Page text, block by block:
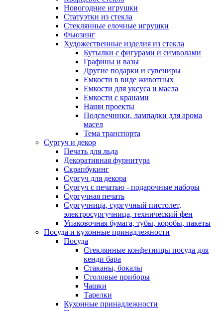
Новогодние игрушки
Статуэтки из стекла
Стеклянные елочные игрушки
Фьюзинг
Художественные изделия из стекла
Бутылки с фигурами и символами
Графины и вазы
Другие подарки и сувениры
Емкости в виде животных
Емкости для уксуса и масла
Емкости с кранами
Наши проекты
Подсвечники, лампадки для арома
масел
Тема транспорта
Сургуч и декор
Печать для льда
Декоративная фурнитура
Скрапбукинг
Сургуч для декора
Сургуч с печатью - подарочные наборы
Сургучная печать
Сургучница, сургучный пистолет,
электросургучница, технический фен
Упаковочная бумага, тубы, коробы, пакеты
Посуда и кухонные принадлежности
Посуда
Стеклянные конфетницы посуда для
кенди бара
Стаканы, бокалы
Столовые приборы
Чашки
Тарелки
Кухонные принадлежности